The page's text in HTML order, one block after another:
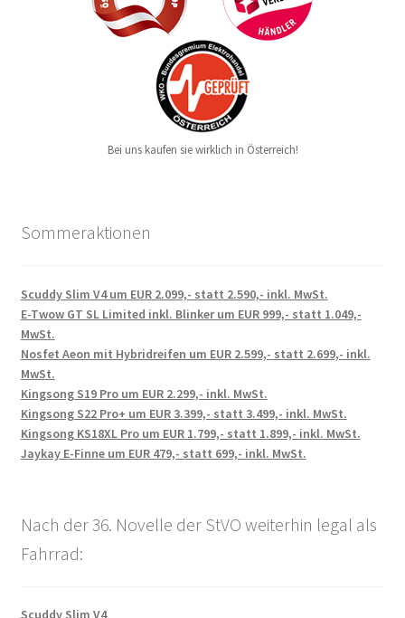
Bei uns kaufen sie wirklich in Österreich!
Sommeraktionen
Scuddy Slim V4 um EUR 2.099,- statt 2.590,- inkl. MwSt.
E-Twow GT SL Limited inkl. Blinker um EUR 999,- statt 1.049,-
MwSt.
Nosfet Aeon mit Hybridreifen um EUR 2.599,- statt 2.699,- inkl.
MwSt.
Kingsong S19 Pro um EUR 2.299,- inkl. MwSt.
Kingsong S22 Pro+ um EUR 3.399,- statt 3.499,- inkl. MwSt.
Kingsong KS18XL Pro um EUR 1.799,- statt 1.899,- inkl. MwSt.
Jaykay E-Finne um EUR 479,- statt 699,- inkl. MwSt.
Nach der 36. Novelle der StVO weiterhin legal als
Fahrrad: